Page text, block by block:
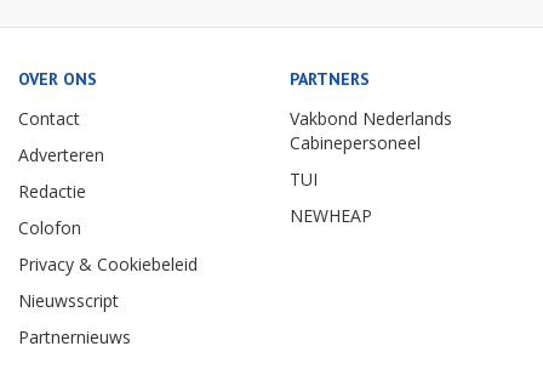
OVER ONS
Contact
Adverteren
Redactie
Colofon
Privacy & Cookiebeleid
Nieuwsscript
Partnernieuws
PARTNERS
Vakbond Nederlands
Cabinepersoneel
TUI
NEWHEAP